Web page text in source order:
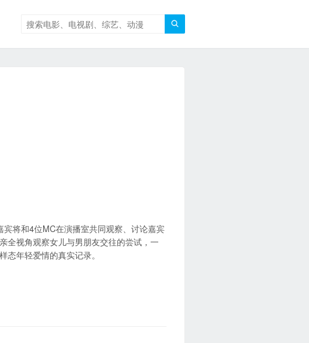

将和4位MC在演播室共同观察、讨论嘉宾
全视角观察女儿与男朋友交往的尝试，一
态年轻爱情的真实记录。